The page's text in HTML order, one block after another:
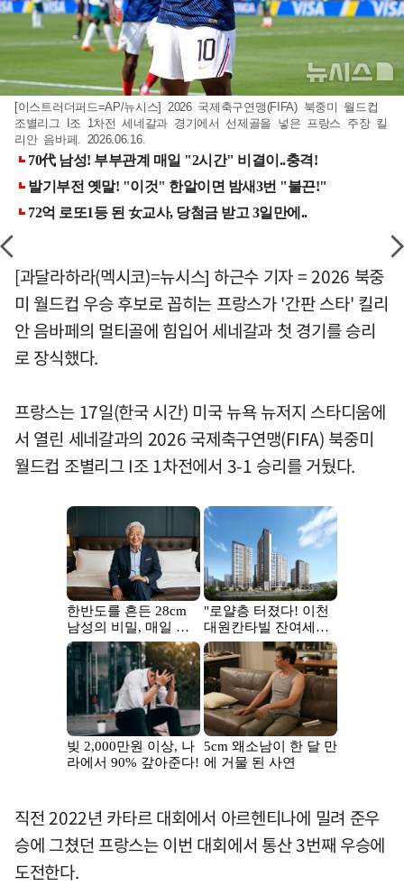
[이스트러더퍼드=AP/뉴시스] 2026 국제축구연맹(FIFA) 북중미 월드컵
조별리그 I조 1차전 세네갈과 경기에서 선제골을 넣은 프랑스 주장 킬
리안 음바페. 2026.06.16.
[과달라하라(멕시코)=뉴시스] 하근수 기자 = 2026 북중
미 월드컵 우승 후보로 꼽히는 프랑스가 '간판 스타' 킬리
안 음바페의 멀티골에 힘입어 세네갈과 첫 경기를 승리
로 장식했다.
프랑스는 17일(한국 시간) 미국 뉴욕 뉴저지 스타디움에
서 열린 세네갈과의 2026 국제축구연맹(FIFA) 북중미
월드컵 조별리그 I조 1차전에서 3-1 승리를 거뒀다.
직전 2022년 카타르 대회에서 아르헨티나에 밀려 준우
승에 그쳤던 프랑스는 이번 대회에서 통산 3번째 우승에
도전한다.